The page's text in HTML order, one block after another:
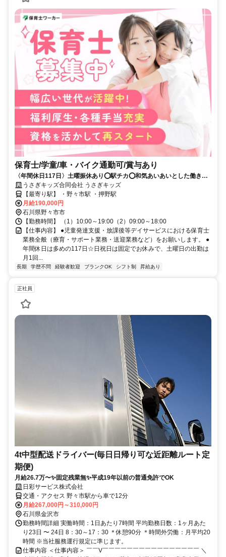
保育士/学童/車・バイク通勤可/賞与あり
〈年間休日117日〉土曜振休あり⭕駅チカ⭕和気あいあいとした働きや
すい児童発達支援・放課後等デイサービス❗️
うさぎキッズ合同会社 うさぎキッズ
【最寄り駅】 ・野々市駅 ・押野駅
月給190,000円
石川県野々市市
【勤務時間】 （1）10:00～19:00（2）09:00～18:00
【仕事内容】 ●児童発達支援・放課後等デイサービスにおける保育士
業務全般（療育・サポート業務・送迎業務など）をお願いします。 ●
年間休日は多めの117日☆日祝日は固定でお休みで、土曜日の出勤は
月1回...
長期 学歴不問 経験者歓迎 ブランクOK シフト制 昇給あり
正社員
4t中型配送ドライバー(毎日日帰り可な近距離ルート定
期便)
月給26.7万〜✨固定残業無✨平成19年以前の普通免許でOK
日彩サービス株式会社
交通・アクセス 野々市駅から車で12分
月給267,000円～310,000円
石川県金沢市
勤務時間詳細 実働時間：1日あたり7時間 平均勤務日数：1ヶ月あた
り23日 〜 24日 8：30～17：30 ＊休憩90分 ＊時間外労働：月平均20
時間 ※当社服務運行規定に準じます。
仕事内容 ＜仕事内容＞ ￣￣V￣￣￣￣￣￣￣￣￣￣￣￣￣￣￣￣ ＼